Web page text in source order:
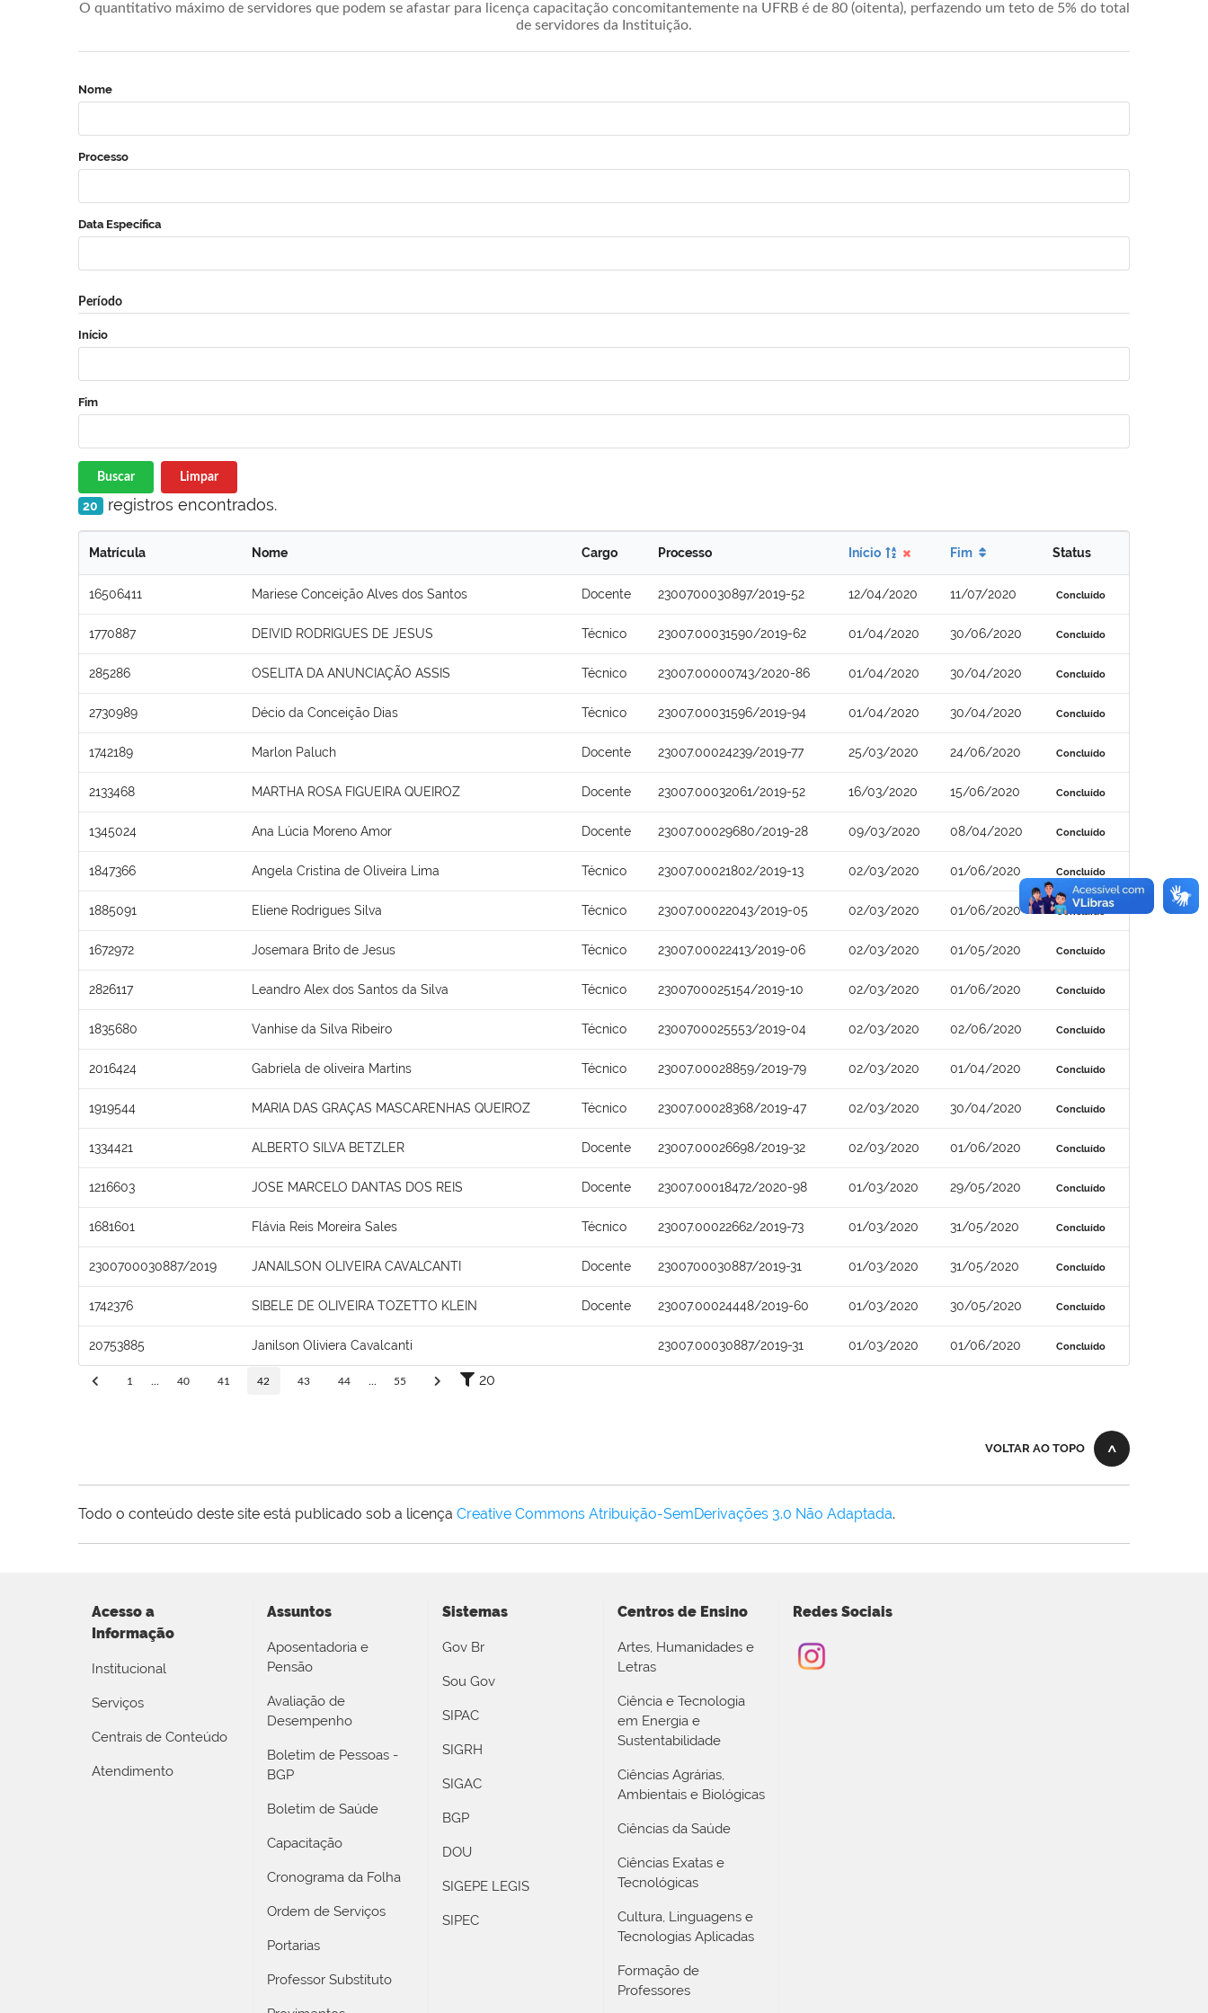
O quantitativo máximo de servidores que podem se afastar para licença capacitação concomitantemente na UFRB é de 80 (oitenta), perfazendo um teto de 5% do total
de servidores da Instituição.
Nome
Processo
Data Específica
Período
Início
Fim
Buscar Limpar
20 registros encontrados.
Matrícula Nome Cargo Processo Início Fim Status
16506411 Mariese Conceição Alves dos Santos Docente 2300700030897/2019-52 12/04/2020 11/07/2020 Concluído
1770887 DEIVID RODRIGUES DE JESUS Técnico 23007.00031590/2019-62 01/04/2020 30/06/2020 Concluído
285286 OSELITA DA ANUNCIAÇÃO ASSIS Técnico 23007.00000743/2020-86 01/04/2020 30/04/2020 Concluído
2730989 Décio da Conceição Dias Técnico 23007.00031596/2019-94 01/04/2020 30/04/2020 Concluído
1742189 Marlon Paluch Docente 23007.00024239/2019-77 25/03/2020 24/06/2020 Concluído
2133468 MARTHA ROSA FIGUEIRA QUEIROZ Docente 23007.00032061/2019-52 16/03/2020 15/06/2020 Concluído
1345024 Ana Lúcia Moreno Amor Docente 23007.00029680/2019-28 09/03/2020 08/04/2020 Concluído
1847366 Angela Cristina de Oliveira Lima Técnico 23007.00021802/2019-13 02/03/2020 01/06/2020 Concluído
1885091 Eliene Rodrigues Silva Técnico 23007.00022043/2019-05 02/03/2020 01/06/2020 Concluído
1672972 Josemara Brito de Jesus Técnico 23007.00022413/2019-06 02/03/2020 01/05/2020 Concluído
2826117 Leandro Alex dos Santos da Silva Técnico 2300700025154/2019-10 02/03/2020 01/06/2020 Concluído
1835680 Vanhise da Silva Ribeiro Técnico 2300700025553/2019-04 02/03/2020 02/06/2020 Concluído
2016424 Gabriela de oliveira Martins Técnico 23007.00028859/2019-79 02/03/2020 01/04/2020 Concluído
1919544 MARIA DAS GRAÇAS MASCARENHAS QUEIROZ Técnico 23007.00028368/2019-47 02/03/2020 30/04/2020 Concluído
1334421 ALBERTO SILVA BETZLER Docente 23007.00026698/2019-32 02/03/2020 01/06/2020 Concluído
1216603 JOSE MARCELO DANTAS DOS REIS Docente 23007.00018472/2020-98 01/03/2020 29/05/2020 Concluído
1681601 Flávia Reis Moreira Sales Técnico 23007.00022662/2019-73 01/03/2020 31/05/2020 Concluído
2300700030887/2019 JANAILSON OLIVEIRA CAVALCANTI Docente 2300700030887/2019-31 01/03/2020 31/05/2020 Concluído
1742376 SIBELE DE OLIVEIRA TOZETTO KLEIN Docente 23007.00024448/2019-60 01/03/2020 30/05/2020 Concluído
20753885 Janilson Oliviera Cavalcanti 23007.00030887/2019-31 01/03/2020 01/06/2020 Concluído
1 40 41 42 43 44 55 20
VOLTAR AO TOPO
Todo o conteúdo deste site está publicado sob a licença Creative Commons Atribuição-SemDerivações 3.0 Não Adaptada.
Acesso a
Informação
Institucional
Serviços
Centrais de Conteúdo
Atendimento
Assuntos
Aposentadoria e
Pensão
Avaliação de
Desempenho
Boletim de Pessoas -
BGP
Boletim de Saúde
Capacitação
Cronograma da Folha
Ordem de Serviços
Portarias
Professor Substituto
Sistemas
Gov Br
Sou Gov
SIPAC
SIGRH
SIGAC
BGP
DOU
SIGEPE LEGIS
SIPEC
Centros de Ensino
Artes, Humanidades e
Letras
Ciência e Tecnologia
em Energia e
Sustentabilidade
Ciências Agrárias,
Ambientais e Biológicas
Ciências da Saúde
Ciências Exatas e
Tecnológicas
Cultura, Linguagens e
Tecnologias Aplicadas
Formação de
Professores
Redes Sociais